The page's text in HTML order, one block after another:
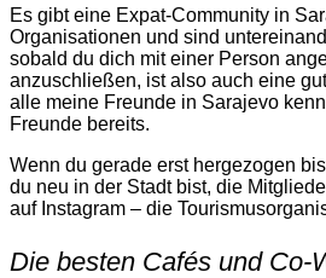
Es gibt eine Expat-Community in
Organisationen und sind
sobald du dich mit einer Person
anzuschließen, ist also auch eine
alle meine Freunde in Sarajevo
Freunde bereits.
Wenn du gerade erst hergezogen
du neu in der Stadt bist, die
auf Instagram – die
Die besten Cafés und Co-